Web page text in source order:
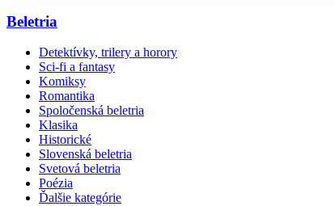
Beletria
Detektívky, trilery a horory
Sci-fi a fantasy
Komiksy
Romantika
Spoločenská beletria
Klasika
Historické
Slovenská beletria
Svetová beletria
Poézia
Ďalšie kategórie